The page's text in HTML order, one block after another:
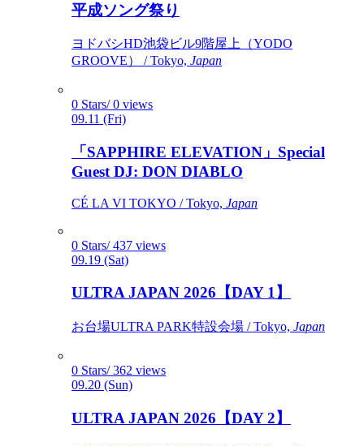
平成ソング祭り
ヨドバシHD池袋ビル9階屋上（YODO
GROOVE） / Tokyo, Japan
0 Stars/ 0 views
09.11 (Fri)
「SAPPHIRE ELEVATION」Special
Guest DJ: DON DIABLO
CÉ LA VI TOKYO / Tokyo, Japan
0 Stars/ 437 views
09.19 (Sat)
ULTRA JAPAN 2026【DAY 1】
お台場ULTRA PARK特設会場 / Tokyo, Japan
0 Stars/ 362 views
09.20 (Sun)
ULTRA JAPAN 2026【DAY 2】